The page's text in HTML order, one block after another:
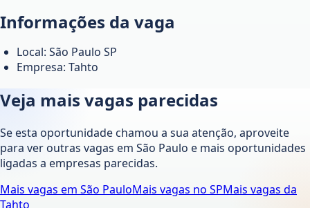
Informações da vaga
Local: São Paulo SP
Empresa: Tahto
Veja mais vagas parecidas
Se esta oportunidade chamou a sua atenção, aproveite
para ver outras vagas em São Paulo e mais oportunidades
ligadas a empresas parecidas.
Mais vagas em São PauloMais vagas no SPMais vagas da
Tahto